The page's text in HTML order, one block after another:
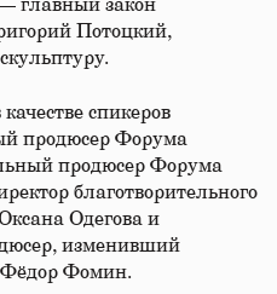
главный закон
Потоцкий,
спикеров
продюсер Форума
продюсер Форума
благотворительного
Одегова и
изменивший
Фёдор Фомин.